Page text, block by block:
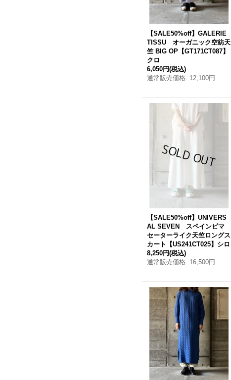
【SALE50%off】GALERIE
TISSU オーガニック空紡天
竺 BIG OP【GT171CT087】
クロ
6,050円(税込)
通常販売価格: 12,100円
【SALE50%off】UNIVERS
AL SEVEN スペインピマ
セーターライク天竺ロングス
カート【US241CT025】シロ
8,250円(税込)
通常販売価格: 16,500円